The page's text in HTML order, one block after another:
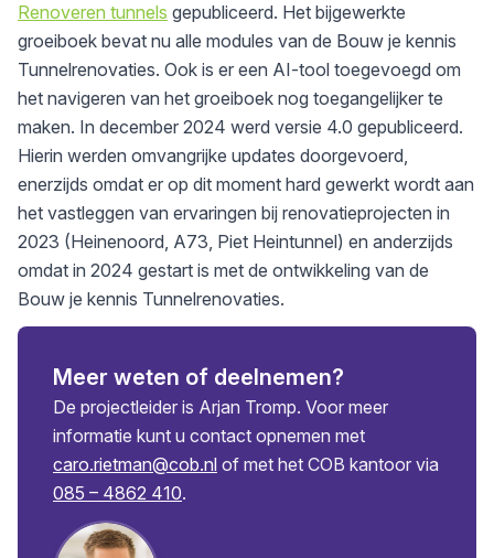
Renoveren tunnels gepubliceerd. Het bijgewerkte
groeiboek bevat nu alle modules van de Bouw je kennis
Tunnelrenovaties. Ook is er een AI-tool toegevoegd om
het navigeren van het groeiboek nog toegangelijker te
maken. In december 2024 werd versie 4.0 gepubliceerd.
Hierin werden omvangrijke updates doorgevoerd,
enerzijds omdat er op dit moment hard gewerkt wordt aan
het vastleggen van ervaringen bij renovatieprojecten in
2023 (Heinenoord, A73, Piet Heintunnel) en anderzijds
omdat in 2024 gestart is met de ontwikkeling van de
Bouw je kennis Tunnelrenovaties.
Meer weten of deelnemen?
De projectleider is Arjan Tromp. Voor meer
informatie kunt u contact opnemen met
caro.rietman@cob.nl of met het COB kantoor via
085 – 4862 410.